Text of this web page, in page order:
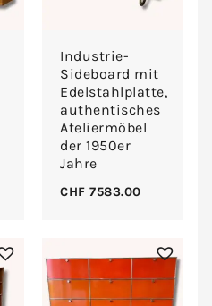
Industrie-
Sideboard mit
Edelstahlplatte,
authentisches
Ateliermöbel
der 1950er
Jahre
CHF 7583.00